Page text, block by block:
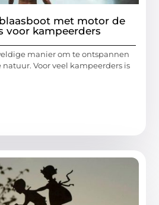
met motor de
voor kampeerders
manier om te ontspannen
Voor veel kampeerders is